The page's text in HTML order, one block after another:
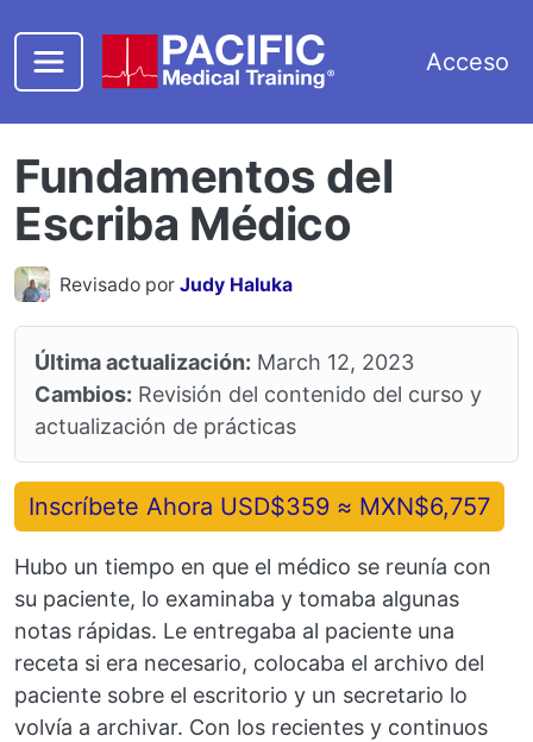
Acceso
Fundamentos del
Escriba Médico
Revisado por Judy Haluka
Última actualización: March 12, 2023
Cambios: Revisión del contenido del curso y
actualización de prácticas
Inscríbete Ahora USD$359 ≈ MXN$6,757
Hubo un tiempo en que el médico se reunía con
su paciente, lo examinaba y tomaba algunas
notas rápidas. Le entregaba al paciente una
receta si era necesario, colocaba el archivo del
paciente sobre el escritorio y un secretario lo
volvía a archivar. Con los recientes y continuos